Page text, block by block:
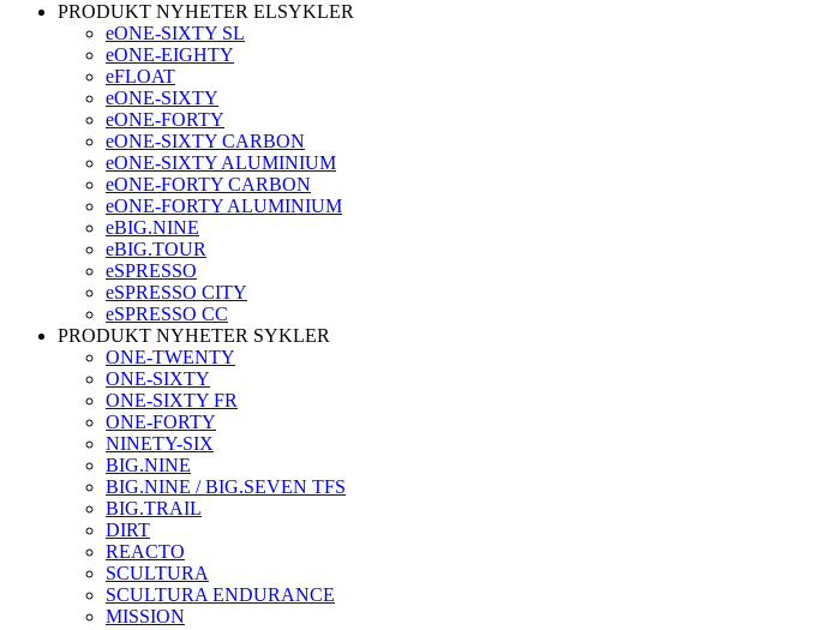
PRODUKT NYHETER ELSYKLER
eONE-SIXTY SL
eONE-EIGHTY
eFLOAT
eONE-SIXTY
eONE-FORTY
eONE-SIXTY CARBON
eONE-SIXTY ALUMINIUM
eONE-FORTY CARBON
eONE-FORTY ALUMINIUM
eBIG.NINE
eBIG.TOUR
eSPRESSO
eSPRESSO CITY
eSPRESSO CC
PRODUKT NYHETER SYKLER
ONE-TWENTY
ONE-SIXTY
ONE-SIXTY FR
ONE-FORTY
NINETY-SIX
BIG.NINE
BIG.NINE / BIG.SEVEN TFS
BIG.TRAIL
DIRT
REACTO
SCULTURA
SCULTURA ENDURANCE
MISSION